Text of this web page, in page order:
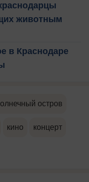
животным
в Краснодаре
остров
кино концерт